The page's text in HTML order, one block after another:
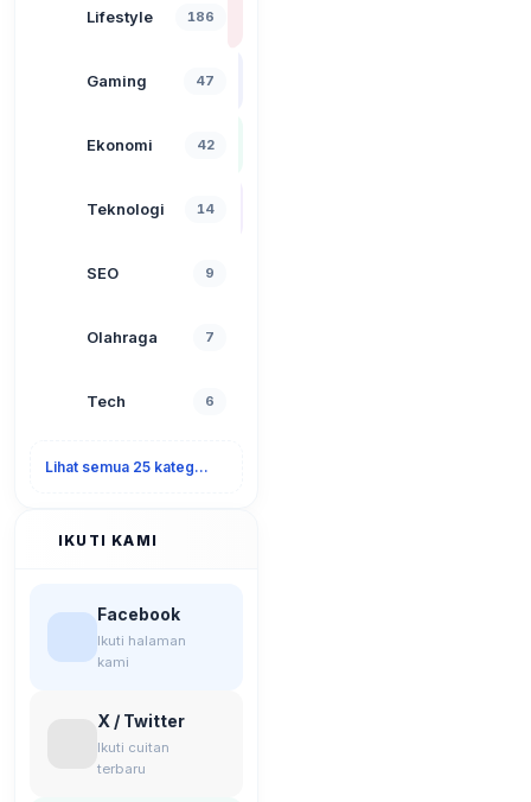
Lifestyle 186
Gaming 47
Ekonomi 42
Teknologi 14
SEO 9
Olahraga 7
Tech 6
Lihat semua 25 kategori
IKUTI KAMI
Facebook
Ikuti halaman
kami
X / Twitter
Ikuti cuitan
terbaru